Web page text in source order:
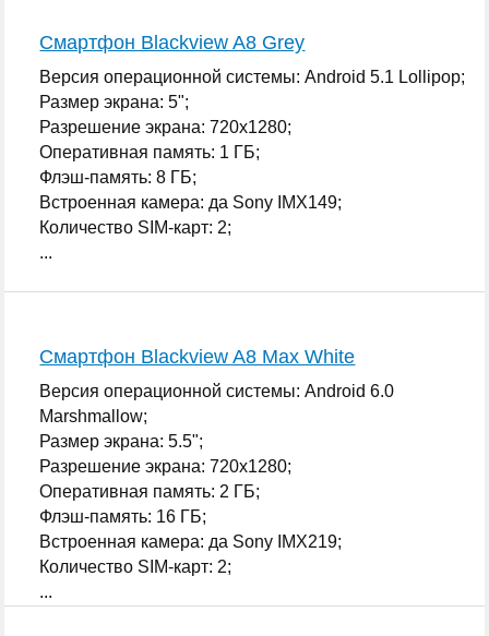
Смартфон Blackview A8 Grey
Версия операционной системы: Android 5.1 Lollipop;
Размер экрана: 5";
Разрешение экрана: 720x1280;
Оперативная память: 1 ГБ;
Флэш-память: 8 ГБ;
Встроенная камера: да Sony IMX149;
Количество SIM-карт: 2;
...
Смартфон Blackview A8 Max White
Версия операционной системы: Android 6.0
Marshmallow;
Размер экрана: 5.5";
Разрешение экрана: 720x1280;
Оперативная память: 2 ГБ;
Флэш-память: 16 ГБ;
Встроенная камера: да Sony IMX219;
Количество SIM-карт: 2;
...